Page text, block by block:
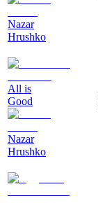
Nazar
Hrushko
All is
Good
Nazar
Hrushko